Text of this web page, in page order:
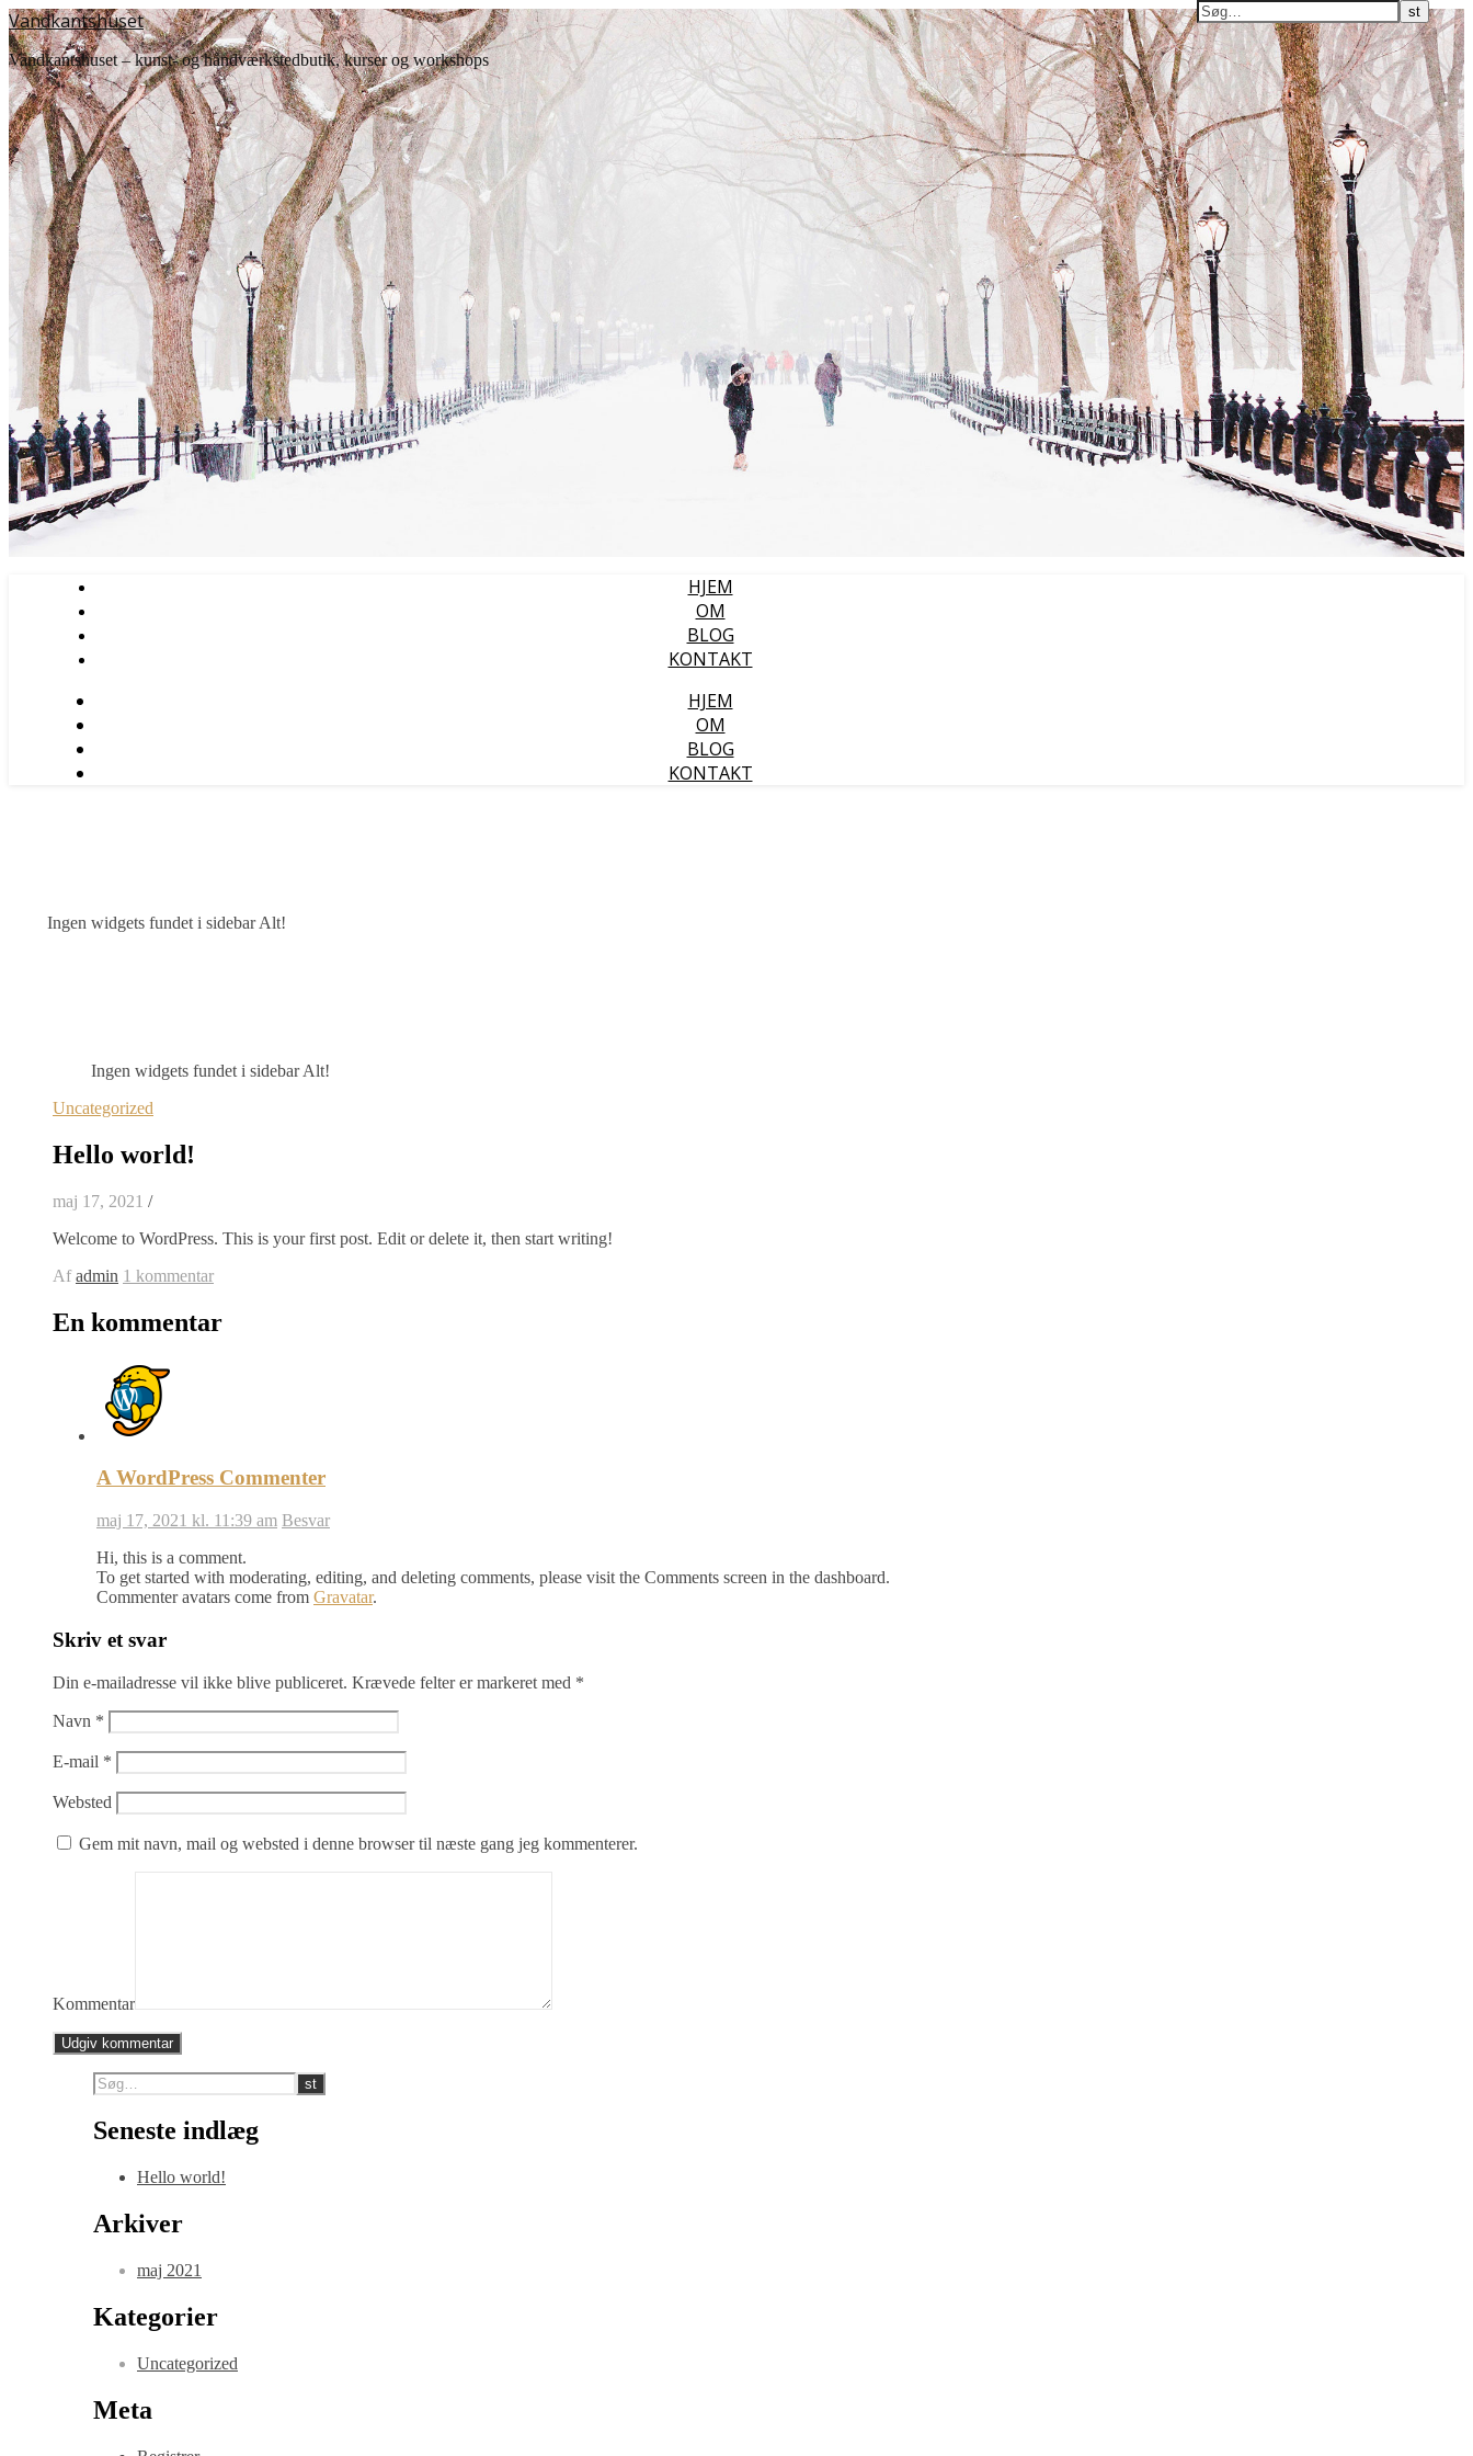
Vandkantshuset
Vandkantshuset – kunst- og håndværkstedbutik, kurser og workshops
HJEM
OM
BLOG
KONTAKT
HJEM
OM
BLOG
KONTAKT
Ingen widgets fundet i sidebar Alt!
Ingen widgets fundet i sidebar Alt!
Uncategorized
Hello world!
maj 17, 2021 /
Welcome to WordPress. This is your first post. Edit or delete it, then start writing!
Afadmin 1 kommentar
En kommentar
A WordPress Commenter
maj 17, 2021 kl. 11:39 am Besvar
Hi, this is a comment.
To get started with moderating, editing, and deleting comments, please visit the Comments screen in the dashboard.
Commenter avatars come from Gravatar.
Skriv et svar
Din e-mailadresse vil ikke blive publiceret. Krævede felter er markeret med *
Navn *
E-mail *
Websted
Gem mit navn, mail og websted i denne browser til næste gang jeg kommenterer.
Kommentar
Seneste indlæg
Hello world!
Arkiver
maj 2021
Kategorier
Uncategorized
Meta